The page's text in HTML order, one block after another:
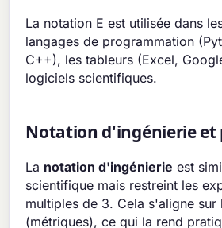
La notation E est utilisée dans
langages de programmation
C++), les tableurs (Excel,
logiciels scientifiques.
Notation d'ingénierie et
La notation d'ingénierie est
scientifique mais restreint les
multiples de 3. Cela s'aligne sur
(métriques), ce qui la rend